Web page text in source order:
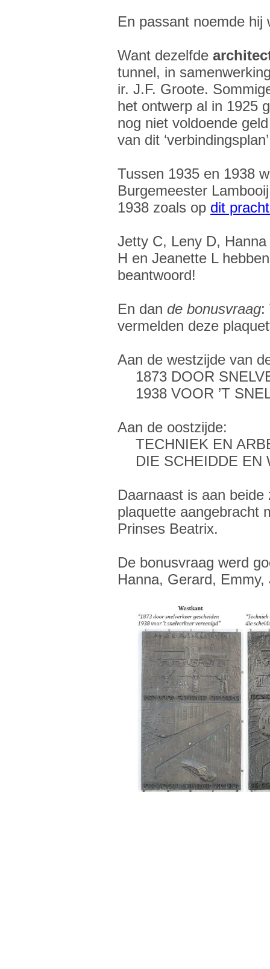
En passant noemde
Want dezelfde
tunnel, in
ir. J.F. Groote.
het ontwerp al in 1925
nog niet voldoende
van dit
Tussen 1935 en 1938
Burgemeester
1938 zoals op dit
Jetty C, Leny D,
H en Jeanette L
beantwoord!
En dan de bonusvraag:
vermelden deze
Aan de westzijde van
1873 DOOR
1938 VOOR ’T
Aan de oostzijde:
TECHNIEK EN
DIE SCHEIDDE EN
Daarnaast is aan
plaquette aangebracht
Prinses Beatrix.
De bonusvraag werd
Hanna, Gerard,